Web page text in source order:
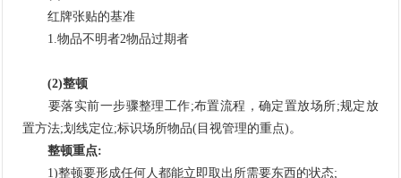
红牌张贴的基准
1.物品不明者2物品过期者
(2)整顿
要落实前一步骤整理工作;布置流程，确定置放场所;规定放
置方法;划线定位;标识场所物品(目视管理的重点)。
整顿重点:
1)整顿要形成任何人都能立即取出所需要东西的状态;